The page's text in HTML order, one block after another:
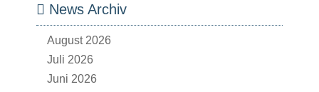
News Archiv
August 2026
Juli 2026
Juni 2026